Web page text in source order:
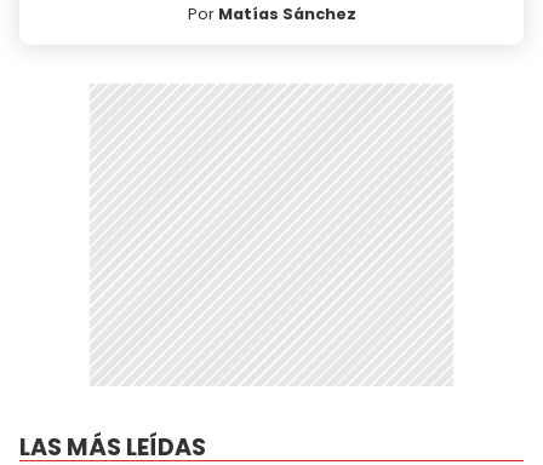
Por Matías Sánchez
LAS MÁS LEÍDAS